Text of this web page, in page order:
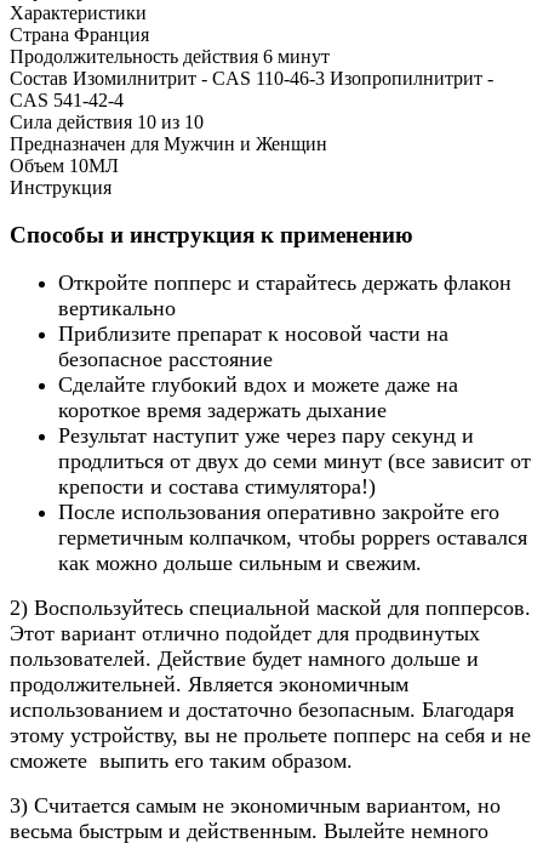
Характеристики
Страна Франция
Продолжительность действия 6 минут
Состав Изомилнитрит - CAS 110-46-3 Изопропилнитрит -
CAS 541-42-4
Сила действия 10 из 10
Предназначен для Мужчин и Женщин
Объем 10МЛ
Инструкция
Способы и инструкция к применению
Откройте попперс и старайтесь держать флакон
вертикально
Приблизите препарат к носовой части на
безопасное расстояние
Сделайте глубокий вдох и можете даже на
короткое время задержать дыхание
Результат наступит уже через пару секунд и
продлиться от двух до семи минут (все зависит от
крепости и состава стимулятора!)
После использования оперативно закройте его
герметичным колпачком, чтобы poppers оставался
как можно дольше сильным и свежим.
2) Воспользуйтесь специальной маской для попперсов.
Этот вариант отлично подойдет для продвинутых
пользователей. Действие будет намного дольше и
продолжительней. Является экономичным
использованием и достаточно безопасным. Благодаря
этому устройству, вы не прольете попперс на себя и не
сможете выпить его таким образом.
3) Считается самым не экономичным вариантом, но
весьма быстрым и действенным. Вылейте немного